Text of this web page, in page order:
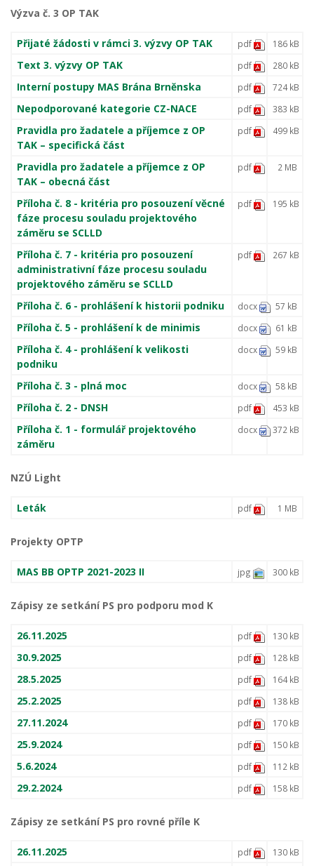
Výzva č. 3 OP TAK
Přijaté žádosti v rámci 3. výzvy OP TAK pdf 186 kB
Text 3. výzvy OP TAK pdf 280 kB
Interní postupy MAS Brána Brněnska pdf 724 kB
Nepodporované kategorie CZ-NACE pdf 383 kB
Pravidla pro žadatele a příjemce z OP
TAK – specifická část
pdf 499 kB
Pravidla pro žadatele a příjemce z OP
TAK – obecná část
pdf 2 MB
Příloha č. 8 - kritéria pro posouzení věcné
fáze procesu souladu projektového
záměru se SCLLD
pdf 195 kB
Příloha č. 7 - kritéria pro posouzení
administrativní fáze procesu souladu
projektového záměru se SCLLD
pdf 267 kB
Příloha č. 6 - prohlášení k historii podniku docx 57 kB
Příloha č. 5 - prohlášení k de minimis docx 61 kB
Příloha č. 4 - prohlášení k velikosti
podniku
docx 59 kB
Příloha č. 3 - plná moc docx 58 kB
Příloha č. 2 - DNSH pdf 453 kB
Příloha č. 1 - formulář projektového
záměru
docx 372 kB
NZÚ Light
Leták pdf 1 MB
Projekty OPTP
MAS BB OPTP 2021-2023 II jpg 300 kB
Zápisy ze setkání PS pro podporu mod K
26.11.2025 pdf 130 kB
30.9.2025 pdf 128 kB
28.5.2025 pdf 164 kB
25.2.2025 pdf 138 kB
27.11.2024 pdf 170 kB
25.9.2024 pdf 150 kB
5.6.2024 pdf 112 kB
29.2.2024 pdf 158 kB
Zápisy ze setkání PS pro rovné příle K
26.11.2025 pdf 130 kB